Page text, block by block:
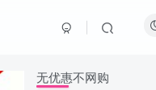
无优惠不网购